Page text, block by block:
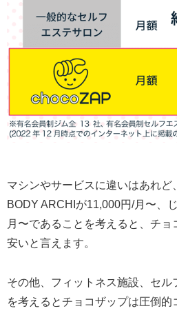
マシンやサービスに違いはあれど
BODY ARCHIが11,000円/月〜、
月〜であることを考えると、チ
安いと言えます。
その他、フィットネス施設、セル
を考えるとチョコザップは圧倒的